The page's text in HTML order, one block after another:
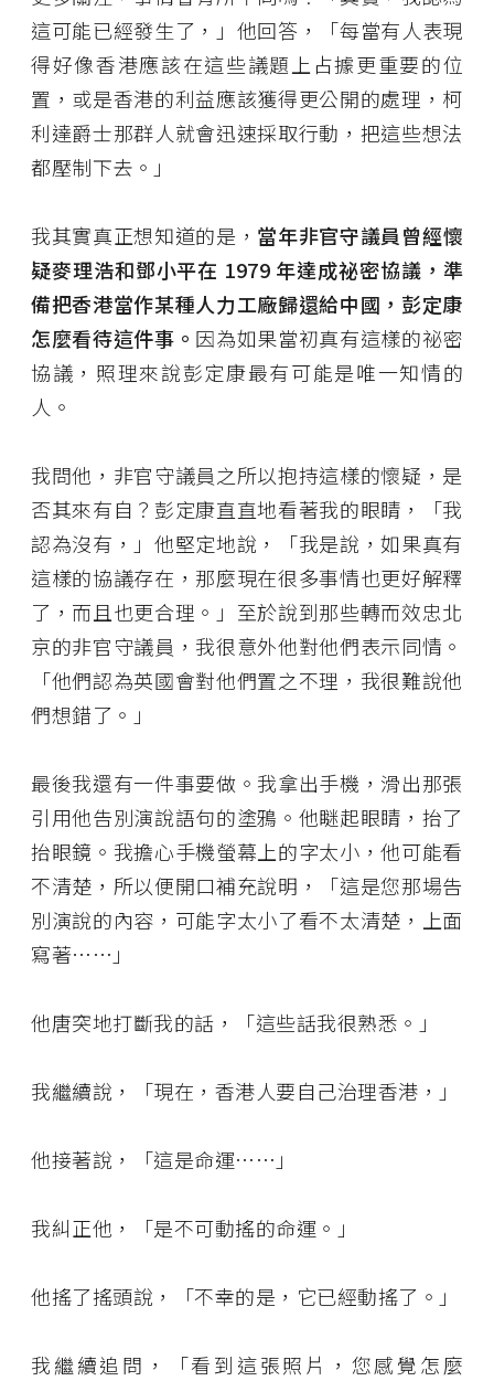
這可能已經發生了，」他回答，「每當有人表現
得好像香港應該在這些議題上占據更重要的位
置，或是香港的利益應該獲得更公開的處理，柯
利達爵士那群人就會迅速採取行動，把這些想法
都壓制下去。」
我其實真正想知道的是， 當年非官守議員曾經懷
疑麥理浩和鄧小平在 1979 年達成祕密協議，準
備把香港當作某種人力工廠歸還給中國，彭定康
怎麼看待這件事。 因為如果當初真有這樣的祕密
協議，照理來說彭定康最有可能是唯一知情的
人。
我問他，非官守議員之所以抱持這樣的懷疑，是
否其來有自？彭定康直直地看著我的眼睛，「我
認為沒有，」他堅定地說，「我是說，如果真有
這樣的協議存在，那麼現在很多事情也更好解釋
了，而且也更合理。」至於說到那些轉而效忠北
京的非官守議員，我很意外他對他們表示同情。
「他們認為英國會對他們置之不理，我很難說他
們想錯了。」
最後我還有一件事要做。我拿出手機，滑出那張
引用他告別演說語句的塗鴉。他瞇起眼睛，抬了
抬眼鏡。我擔心手機螢幕上的字太小，他可能看
不清楚，所以便開口補充說明，「這是您那場告
別演說的內容，可能字太小了看不太清楚，上面
寫著……」
他唐突地打斷我的話，「這些話我很熟悉。」
我繼續說，「現在，香港人要自己治理香港，」
他接著說，「這是命運……」
我糾正他，「是不可動搖的命運。」
他搖了搖頭說，「不幸的是，它已經動搖了。」
我繼續追問，「看到這張照片，您感覺怎麼